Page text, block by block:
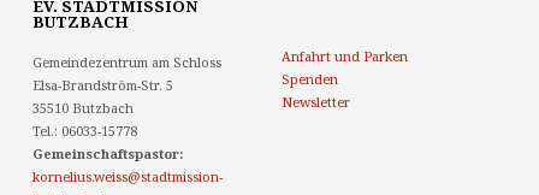
EV. STADTMISSION
BUTZBACH
Gemeindezentrum am Schloss
Elsa-Brandström-Str. 5
35510 Butzbach
Tel.: 06033-15778
Gemeinschaftspastor:
kornelius.weiss@stadtmission-
Anfahrt und Parken
Spenden
Newsletter